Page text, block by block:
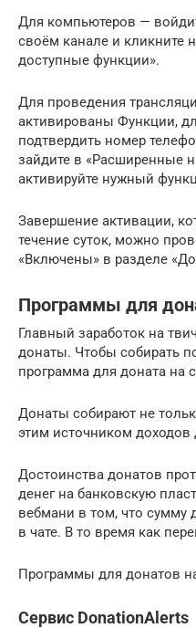
Для компьютеров —
своём канале и кликните
доступные функции».
Для проведения
активированы Функции,
подтвердить номер
зайдите в «Расширенные
активируйте нужный
Завершение активации,
течение суток, можно
«Включены» в разделе
Программы для
Главный заработок на
донаты. Чтобы собирать
программа для доната на
Донаты собирают не
этим источником доходов
Достоинства донатов
денег на банковскую
вебмани в том, что сумму
в чате. В то время как
Программы для донатов
Сервис DonationAlerts